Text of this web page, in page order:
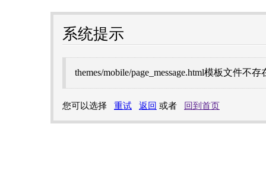
系统提示
themes/mobile/page_message.html模板文件不存
您可以选择 重试 返回 或者 回到首页